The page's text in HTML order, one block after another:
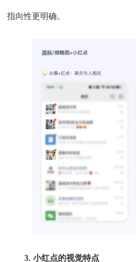
指向性更明确。
3. 小红点的视觉特点